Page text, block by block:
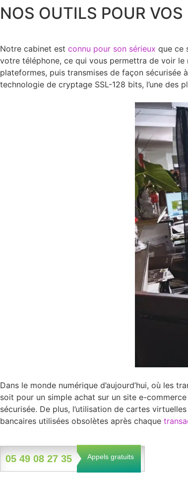
NOS OUTILS POUR VOS
Notre cabinet est connu pour son sérieux que ce
votre téléphone, ce qui vous permettra de voir
plateformes, puis transmises de façon sécurisée
technologie de cryptage SSL-128 bits, l’une des
Dans le monde numérique d’aujourd’hui, où les
soit pour un simple achat sur un site e-
sécurisée. De plus, l’utilisation de cartes
bancaires utilisées obsolètes après chaque
05 49 08 27 35 Appels gratuits